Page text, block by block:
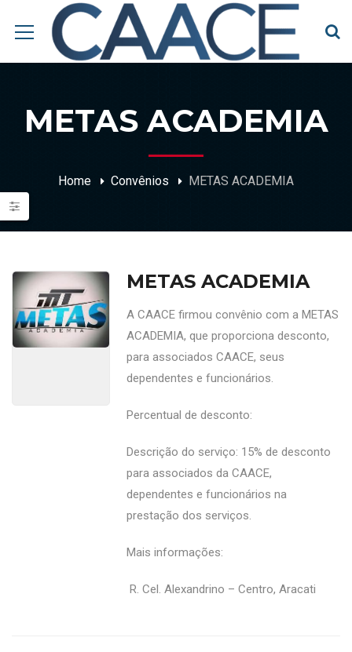
METAS ACADEMIA
Home Convênios METAS ACADEMIA
METAS ACADEMIA
A CAACE firmou convênio com a METAS
ACADEMIA, que proporciona desconto,
para associados CAACE, seus
dependentes e funcionários.
Percentual de desconto:
Descrição do serviço: 15% de desconto
para associados da CAACE,
dependentes e funcionários na
prestação dos serviços.
Mais informações:
R. Cel. Alexandrino – Centro, Aracati